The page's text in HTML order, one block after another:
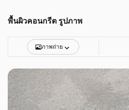
พื้นผิวคอนกรีต รูปภาพ
ภาพถ่าย